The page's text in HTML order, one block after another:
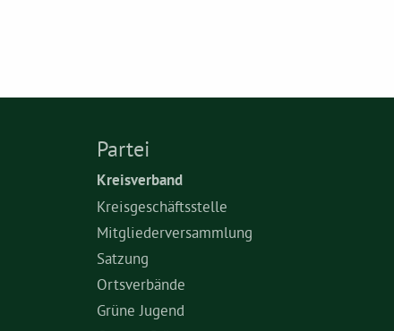
Partei
Kreisverband
Kreisgeschäftsstelle
Mitgliederversammlung
Satzung
Ortsverbände
Grüne Jugend